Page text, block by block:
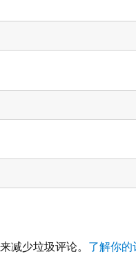
减少垃圾评论。 了解你